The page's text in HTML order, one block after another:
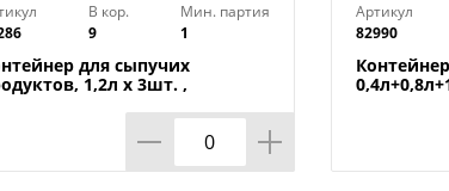
В кор.
9
Мин. партия
1
для сыпучих
1,2л х 3шт. ,
Артикул
82990